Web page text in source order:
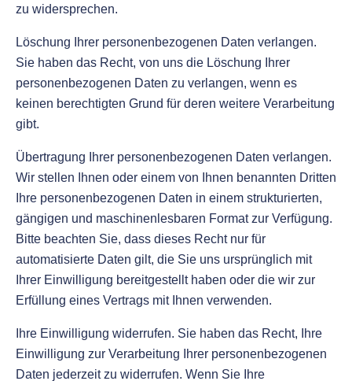
zu widersprechen.
Löschung Ihrer personenbezogenen Daten verlangen.
Sie haben das Recht, von uns die Löschung Ihrer
personenbezogenen Daten zu verlangen, wenn es
keinen berechtigten Grund für deren weitere Verarbeitung
gibt.
Übertragung Ihrer personenbezogenen Daten verlangen.
Wir stellen Ihnen oder einem von Ihnen benannten Dritten
Ihre personenbezogenen Daten in einem strukturierten,
gängigen und maschinenlesbaren Format zur Verfügung.
Bitte beachten Sie, dass dieses Recht nur für
automatisierte Daten gilt, die Sie uns ursprünglich mit
Ihrer Einwilligung bereitgestellt haben oder die wir zur
Erfüllung eines Vertrags mit Ihnen verwenden.
Ihre Einwilligung widerrufen. Sie haben das Recht, Ihre
Einwilligung zur Verarbeitung Ihrer personenbezogenen
Daten jederzeit zu widerrufen. Wenn Sie Ihre